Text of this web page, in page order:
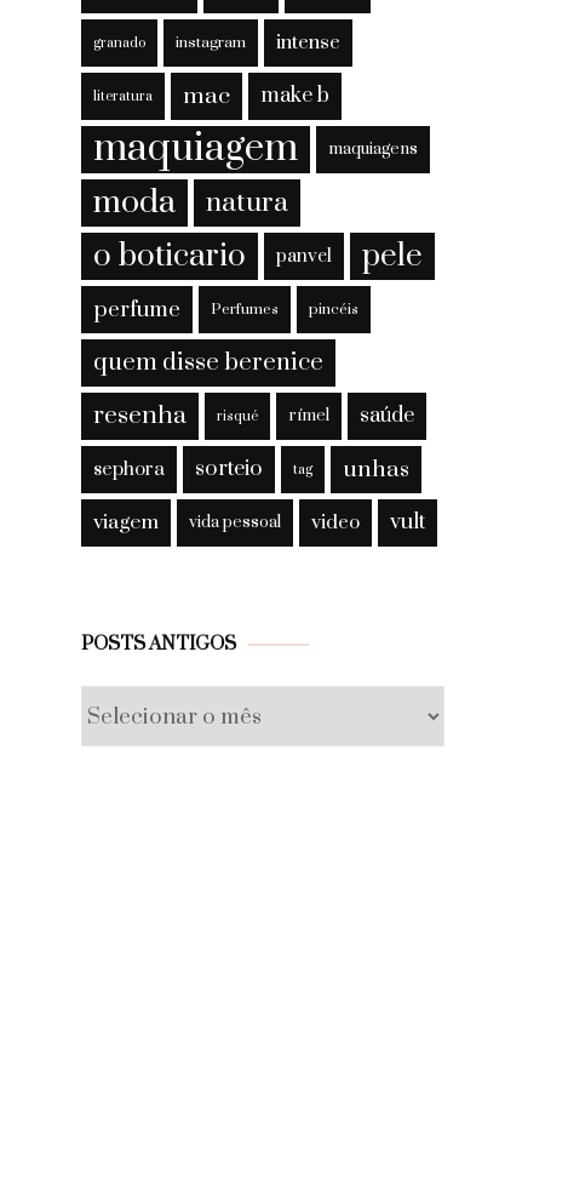
granado instagram intense
literatura mac make b
maquiagem maquiagens
moda natura
o boticario panvel pele
perfume Perfumes pincéis
quem disse berenice
resenha risqué rímel saúde
sephora sorteio tag unhas
viagem vida pessoal video vult
POSTS ANTIGOS
Posts